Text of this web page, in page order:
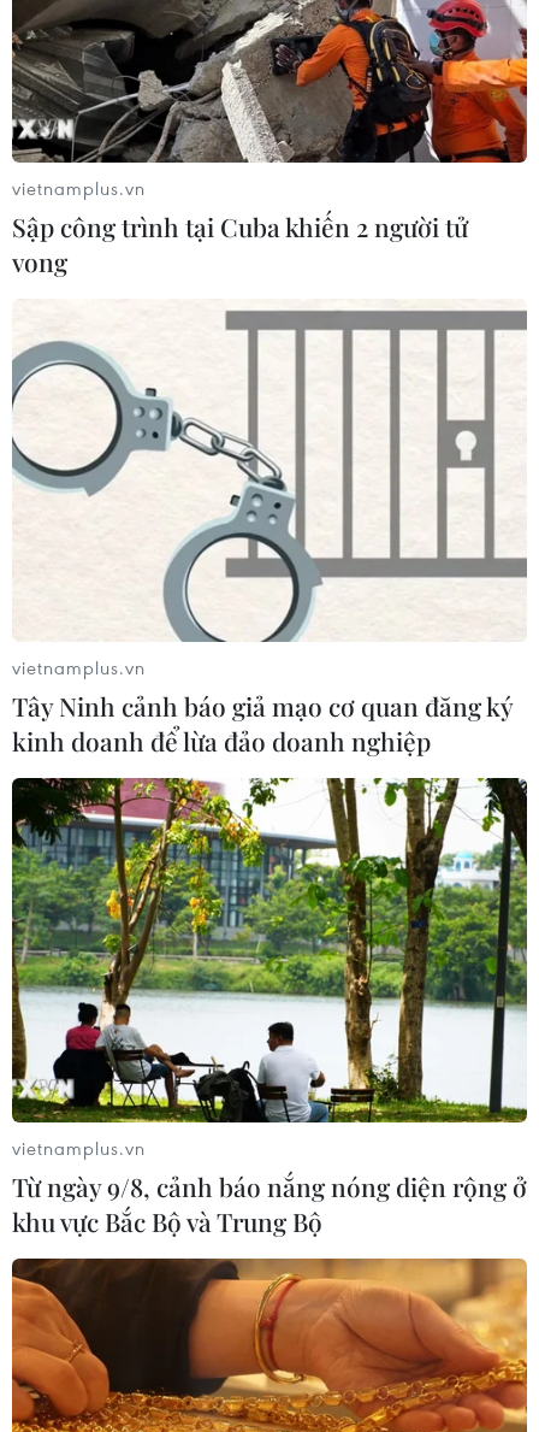
Con đường Xanh hóa trong ngành Thép:
Khó khăn hay động lực?
Làm thép Xanh là con đường dài, đòi hỏi nguồn lực về
tài chính, công nghệ, cũng như sự chủ động của doanh
nghiệp, nhất là khi các quy định giảm phát thải carbon
vẫn còn mới.
vietnamplus.vn
Sập công trình tại Cuba khiến 2 người tử
vong
vietnamplus.vn
Tây Ninh cảnh báo giả mạo cơ quan đăng ký
kinh doanh để lừa đảo doanh nghiệp
vietnamplus.vn
Từ ngày 9/8, cảnh báo nắng nóng diện rộng ở
khu vực Bắc Bộ và Trung Bộ